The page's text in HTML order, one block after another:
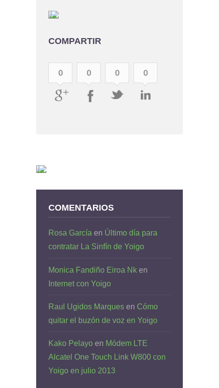
COMPARTIR
0 0 0 0
COMENTARIOS
Rosa García en Último día para
contratar La Sinfín de Yoigo
Monica Fandiño Eiroa Nk en
Internet con Yoigo
Raul Ugidos Marques en Cómo
quitar el buzón de voz en Yoigo
Kako Pelayo en Módem LTE
Alcatel One Touch Link W800 con
Yoigo en julio 2013